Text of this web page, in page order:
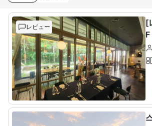
レビュー
[